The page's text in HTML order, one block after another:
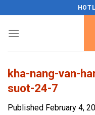
content
kha-nang-van-
suot-24-7
Published February 4,